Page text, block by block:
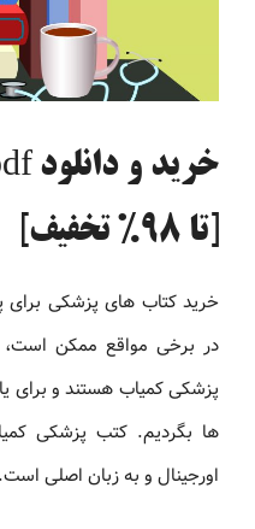
[تا 98% تخفیف]
خرید کتاب های پزشکی برای
در برخی مواقع ممکن
پزشکی کمیاب هستند و برای
ها بگردیم. کتب پزشکی
اورجینال و به زبان اصلی